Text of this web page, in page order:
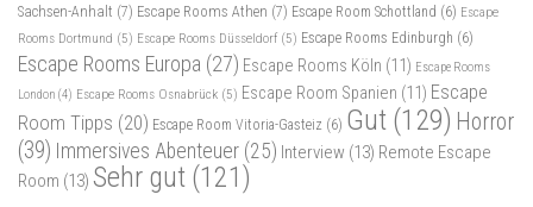
Sachsen-Anhalt (7) Escape Rooms Athen (7) Escape Room Schottland (6) Escape
Rooms Dortmund (5) Escape Rooms Düsseldorf (5) Escape Rooms Edinburgh (6)
Escape Rooms Europa (27) Escape Rooms Köln (11) Escape Rooms
London (4) Escape Rooms Osnabrück (5) Escape Room Spanien (11) Escape
Room Tipps (20) Escape Room Vitoria-Gasteiz (6) Gut (129) Horror
(39) Immersives Abenteuer (25) Interview (13) Remote Escape
Room (13) Sehr gut (121)